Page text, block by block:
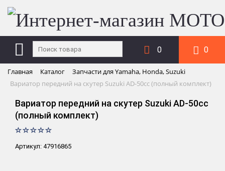
0 0
Главная Каталог
Запчасти для Yamaha, Honda, Suzuki
Вариатор передний на скутер Suzuki AD-50cc (полный комплект)
Вариатор передний на скутер Suzuki AD-50cc
(полный комплект)
Артикул: 47916865